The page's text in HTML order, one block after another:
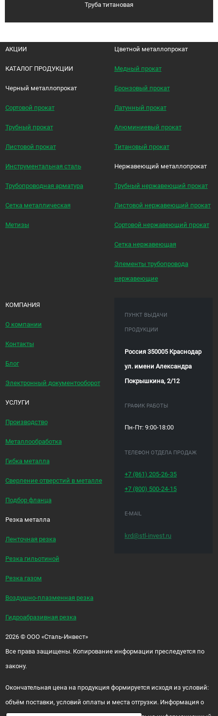
Труба титановая
АКЦИИ
КАТАЛОГ ПРОДУКЦИИ
Черный металлопрокат
Сортовой прокат
Трубный прокат
Листовой прокат
Инструментальная сталь
Трубопроводная арматура
Сетка металлическая
Метизы
Цветной металлопрокат
Медный прокат
Бронзовый прокат
Латунный прокат
Алюминиевый прокат
Титановый прокат
Нержавеющий металлопрокат
Трубный нержавеющий прокат
Листовой нержавеющий прокат
Сортовой нержавеющий прокат
Сетка нержавеющая
Элементы трубопровода
нержавеющие
КОМПАНИЯ
О компании
Контакты
Блог
Электронный документооборот
УСЛУГИ
Производство
Металлообработка
Гибка металла
Сверление отверстий в металле
Подбор фланца
Резка металла
Ленточная резка
Резка гильотиной
Резка газом
Воздушно-плазменная резка
Гидроабразивная резка
ПУНКТ ВЫДАЧИ
ПРОДУКЦИИ
Россия 350005 Краснодар
ул. имени Александра
Покрышкина, 2/12
ГРАФИК РАБОТЫ
Пн-Пт: 9:00-18:00
ТЕЛЕФОН ОТДЕЛА ПРОДАЖ
+7 (861)205-26-35
+7 (800) 500-24-15
E-MAIL
krd@stl-invest.ru
2026 ©ООО «Сталь-Инвест»
Все права защищены. Копирование информации преследуется по
закону.
Окончательная цена на продукция формируется исходя из условий:
объём поставки, условий оплаты и места отгрузки. Информация о